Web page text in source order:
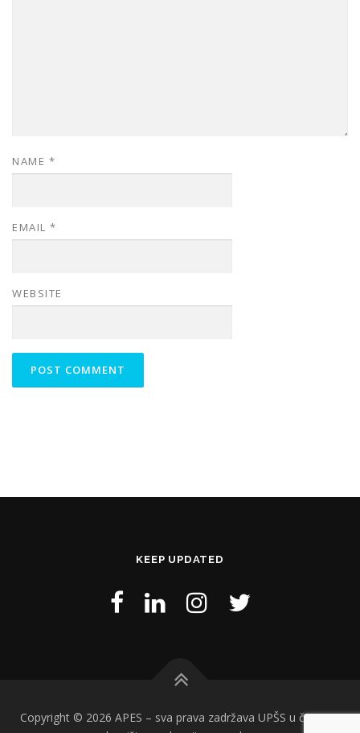
NAME *
EMAIL *
WEBSITE
KEEP UPDATED
Copyright © 2026 APES – sva prava zadržava UPŠS u čijem je